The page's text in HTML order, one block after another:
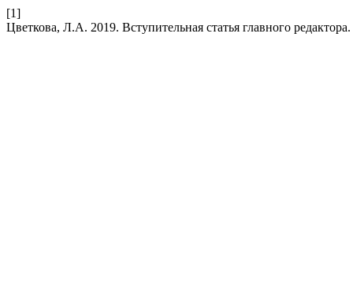
[1]
Цветкова, Л.А. 2019. Вступительная статья главного редактора.